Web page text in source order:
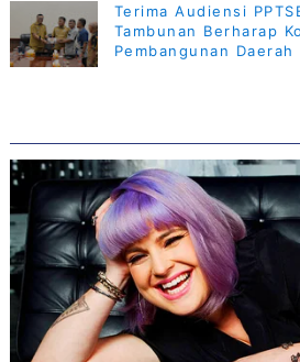
Terima Audiensi
Tambunan Berharap
Pembangunan Daerah